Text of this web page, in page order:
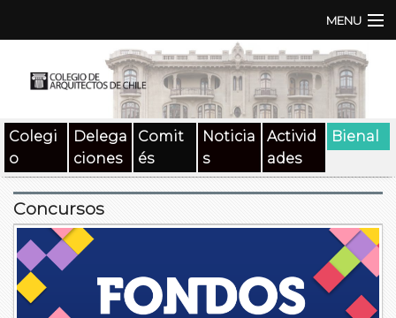
MENU
Documentos
SAT
Beneficios
Medios
Colegi
o
Delega
ciones
Comit
és
Noticia
s
Activid
ades
Bienal
Concursos